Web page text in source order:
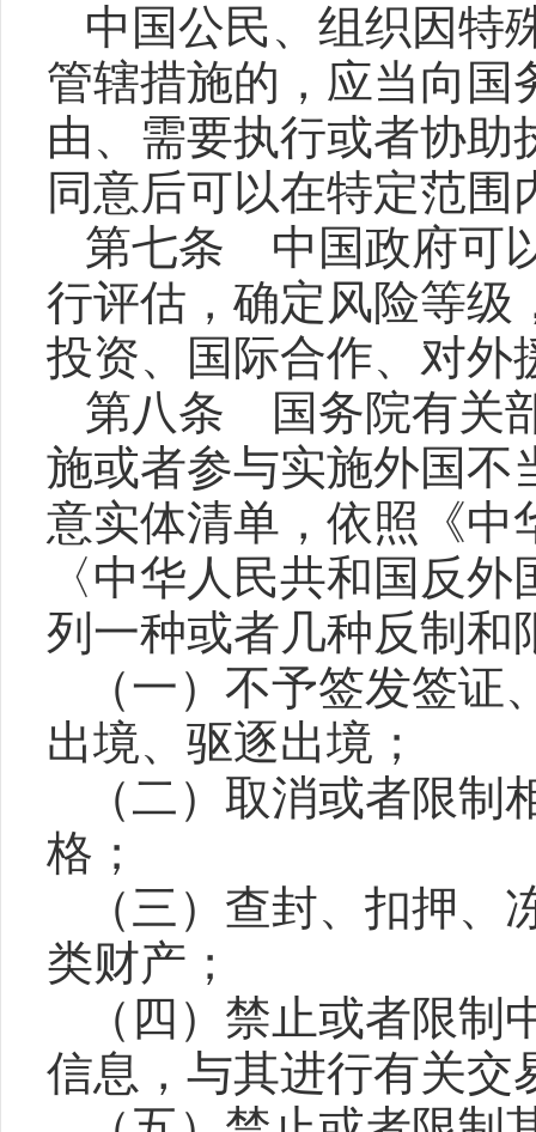
中国公民、组织因特
管辖措施的，应当向国
由、需要执行或者协
同意后可以在特定范
第七条 中国政府可
行评估，确定风险等级
投资、国际合作、对外
第八条 国务院有关
施或者参与实施外国不
意实体清单，依照《中
〈中华人民共和国反
列一种或者几种反制和
（一）不予签发签
出境、驱逐出境；
（二）取消或者限
格；
（三）查封、扣押
类财产；
（四）禁止或者限
信息，与其进行有关交